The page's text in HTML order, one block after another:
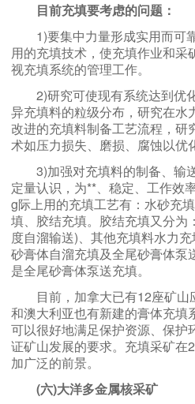
目前充填要考虑的问题：
1)要集中力量形成实用而可
用的充填技术，使充填作业和采
视充填系统的管理工作。
2)研究可使现有系统达到优
异充填料的粒级分布，研究在水
改进的充填料制备工艺流程，研
术如压力损失、磨损、腐蚀以优
3)加强对充填料的制备、输
定量认识，为**、稳定、工作效
g际上用的充填工艺有：水砂充
填、胶结充填。胶结充填又分为
度自溜输送)、其他充填料水力
砂膏体自溜充填及全尾砂膏体泵
是全尾砂膏体泵送充填。
目前，加拿大已有12座矿山
和澳大利亚也有新建的膏体充填
可以很好地满足保护资源、保护
证矿山发展的要求。充填采矿在
加广泛的前景。
(六)大洋多金属核采矿